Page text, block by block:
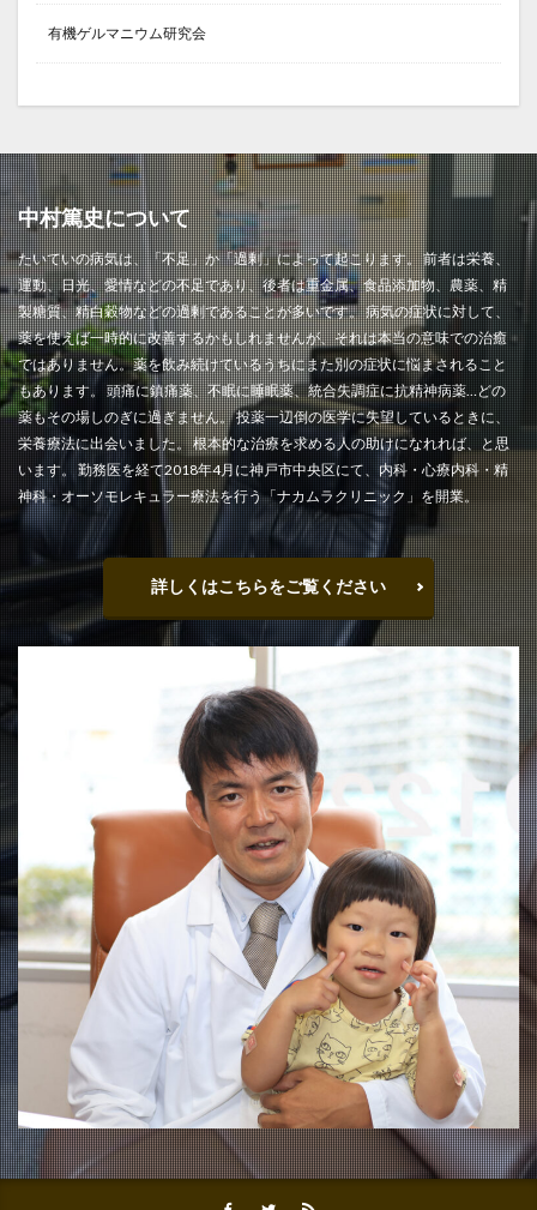
有機ゲルマニウム研究会
中村篤史について
たいていの病気は、「不足」か「過剰」によって起こります。 前者は栄養、
運動、日光、愛情などの不足であり、後者は重金属、食品添加物、農薬、精
製糖質、精白穀物などの過剰であることが多いです。 病気の症状に対して、
薬を使えば一時的に改善するかもしれませんが、それは本当の意味での治癒
ではありません。薬を飲み続けているうちにまた別の症状に悩まされること
もあります。 頭痛に鎮痛薬、不眠に睡眠薬、統合失調症に抗精神病薬…どの
薬もその場しのぎに過ぎません。 投薬一辺倒の医学に失望しているときに、
栄養療法に出会いました。 根本的な治療を求める人の助けになれれば、と思
います。 勤務医を経て2018年4月に神戸市中央区にて、内科・心療内科・精
神科・オーソモレキュラー療法を行う「ナカムラクリニック」を開業。
詳しくはこちらをご覧ください